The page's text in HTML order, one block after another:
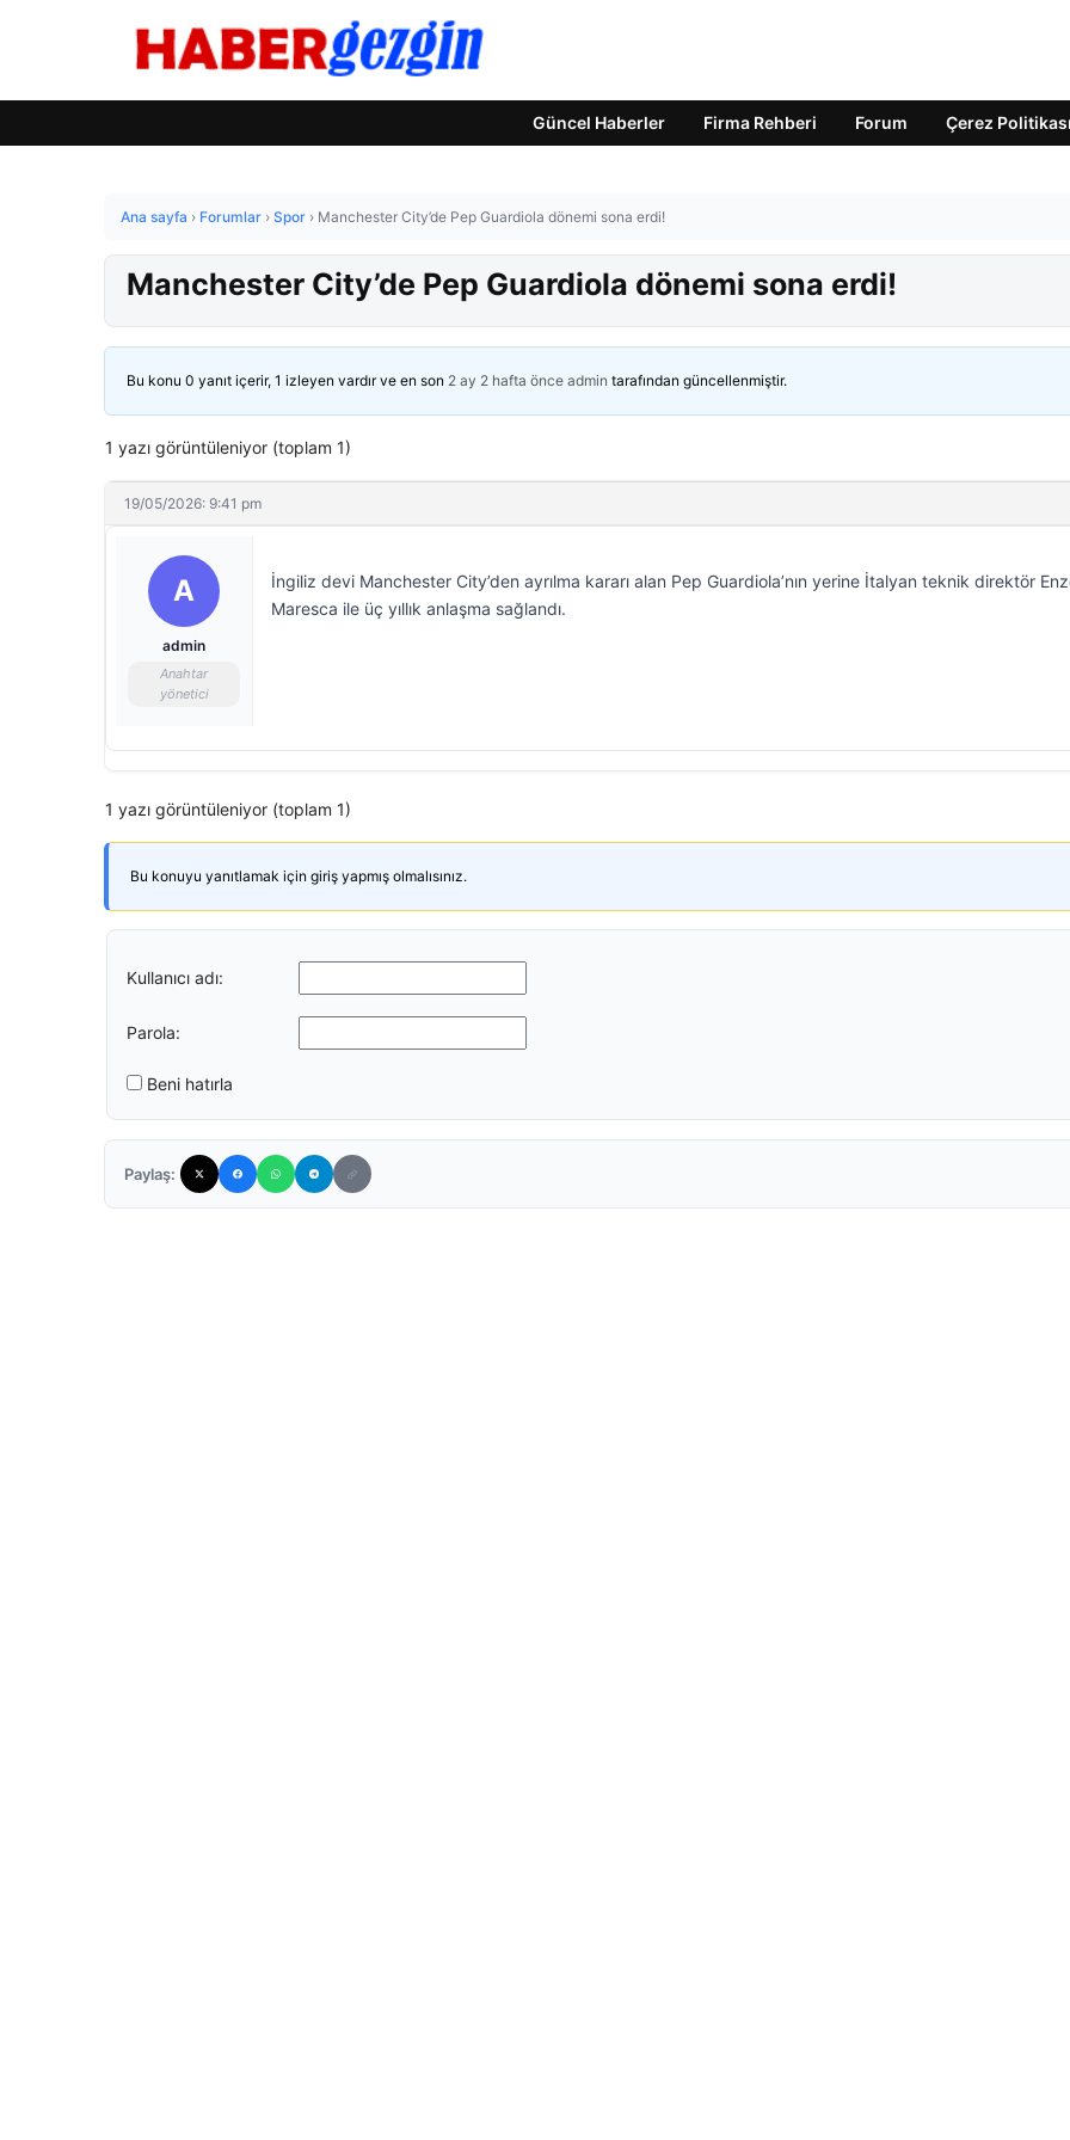
Güncel Haberler Firma Rehberi Forum Çerez Politikası
Ana sayfa › Forumlar › Spor › Manchester City’de Pep Guardiola dönemi sona erdi!
Manchester City’de Pep Guardiola dönemi sona erdi!
Bu konu 0 yanıt içerir, 1 izleyen vardır ve en son 2 ay 2 hafta önce admin tarafından güncellenmiştir.
1 yazı görüntüleniyor (toplam 1)
19/05/2026: 9:41 pm
A
admin
Anahtar
yönetici
İngiliz devi Manchester City’den ayrılma kararı alan Pep Guardiola’nın yerine İtalyan teknik direktör
Maresca ile üç yıllık anlaşma sağlandı.
1 yazı görüntüleniyor (toplam 1)
Bu konuyu yanıtlamak için giriş yapmış olmalısınız.
Kullanıcı adı:
Parola:
Beni hatırla
Paylaş: